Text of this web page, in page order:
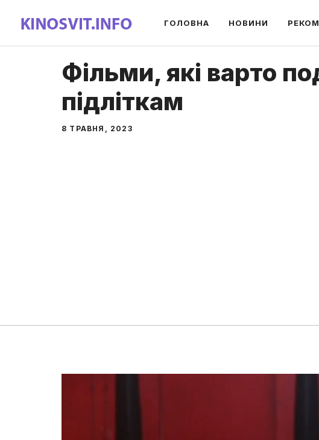
вмісту
ГОЛОВНА НОВИНИ
Фільми, які варто
підліткам
8 ТРАВНЯ, 2023